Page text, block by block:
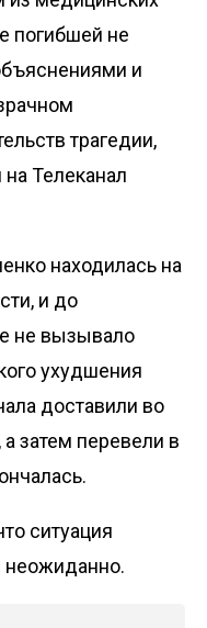
погибшей не
и
трагедии,
на Телеканал
находилась на
и до
не вызывало
ухудшения
доставили во
затем перевели в
ситуация
неожиданно.